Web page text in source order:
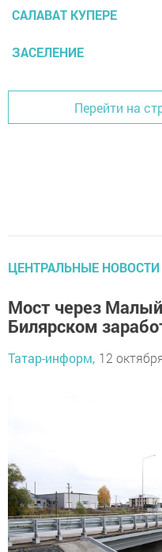
САЛАВАТ КУПЕРЕ
ЗАСЕЛЕНИЕ
Перейти на
ЦЕНТРАЛЬНЫЕ НОВОСТИ
Мост через
Билярском
Татар-информ, 12